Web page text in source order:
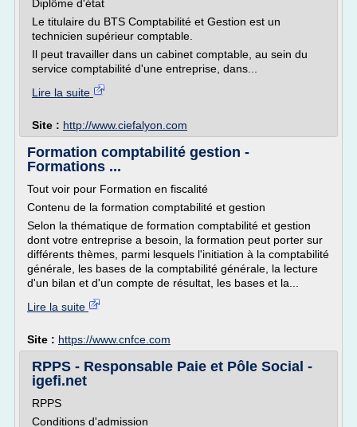
Diplôme d'état
Le titulaire du BTS Comptabilité et Gestion est un
technicien supérieur comptable.
Il peut travailler dans un cabinet comptable, au sein du
service comptabilité d'une entreprise, dans...
Lire la suite
Site : http://www.ciefalyon.com
Formation comptabilité gestion -
Formations ...
Tout voir pour Formation en fiscalité
Contenu de la formation comptabilité et gestion
Selon la thématique de formation comptabilité et gestion
dont votre entreprise a besoin, la formation peut porter sur
différents thèmes, parmi lesquels l'initiation à la comptabilité
générale, les bases de la comptabilité générale, la lecture
d'un bilan et d'un compte de résultat, les bases et la...
Lire la suite
Site : https://www.cnfce.com
RPPS - Responsable Paie et Pôle Social -
igefi.net
RPPS
Conditions d'admission